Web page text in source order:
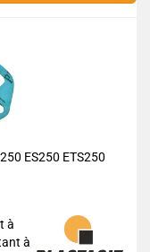
ES250 ETS250
à
à